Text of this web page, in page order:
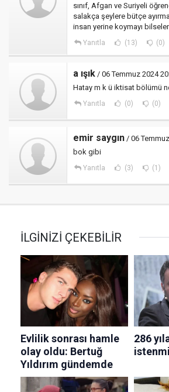
sınıf, Afgan ve Suriyeli
salakça şeylere bütçe
insan yerine koymayı
Yanıtla (13) (0)
a ışık / 06 Temmuz 2024
Hatay m k ü iktisat bölümü
Yanıtla (0) (0)
emir saygın / 06
bok gibi
Yanıtla (3) (1)